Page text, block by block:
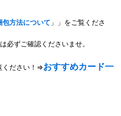
包方法について 」」をご覧くださ
必ずご確認くださいませ。
ください！⇒おすすめカード一